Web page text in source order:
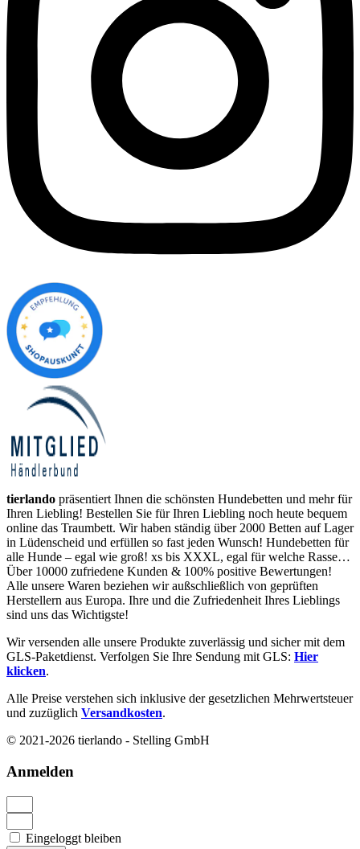
tierlando präsentiert Ihnen die schönsten Hundebetten und mehr für
Ihren Liebling! Bestellen Sie für Ihren Liebling noch heute bequem
online das Traumbett. Wir haben ständig über 2000 Betten auf Lager
in Lüdenscheid und erfüllen so fast jeden Wunsch! Hundebetten für
alle Hunde – egal wie groß! xs bis XXXL, egal für welche Rasse…
Über 10000 zufriedene Kunden & 100% positive Bewertungen!
Alle unsere Waren beziehen wir außschließlich von geprüften
Herstellern aus Europa. Ihre und die Zufriedenheit Ihres Lieblings
sind uns das Wichtigste!
Wir versenden alle unsere Produkte zuverlässig und sicher mit dem
GLS-Paketdienst. Verfolgen Sie Ihre Sendung mit GLS: Hier
klicken.
Alle Preise verstehen sich inklusive der gesetzlichen Mehrwertsteuer
und zuzüglich Versandkosten.
© 2021-2026 tierlando - Stelling GmbH
Anmelden
Eingeloggt bleiben